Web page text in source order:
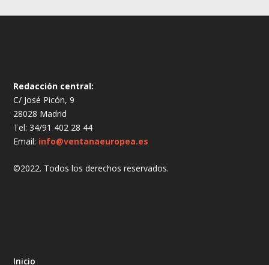
Redacción central:
C/ José Picón, 9
28028 Madrid
Tel: 34/91 402 28 44
Email: info@ventanaeuropea.es
©2022. Todos los derechos reservados.
Inicio